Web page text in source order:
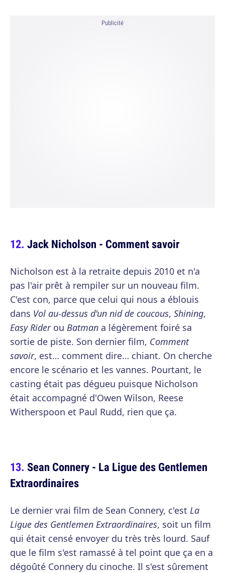
Publicité
Jack Nicholson - Comment savoir
Nicholson est à la retraite depuis 2010 et n'a
pas l'air prêt à rempiler sur un nouveau film.
C'est con, parce que celui qui nous a éblouis
dans Vol au-dessus d'un nid de coucous, Shining,
Easy Riderou Batman a légèrement foiré sa
sortie de piste. Son dernier film, Comment
savoir, est… comment dire… chiant. On cherche
encore le scénario et les vannes. Pourtant, le
casting était pas dégueu puisque Nicholson
était accompagné d'Owen Wilson, Reese
Witherspoon et Paul Rudd, rien que ça.
Sean Connery - La Ligue des Gentlemen
Extraordinaires
Le dernier vrai film de Sean Connery, c'est La
Ligue des Gentlemen Extraordinaires, soit un film
qui était censé envoyer du très très lourd. Sauf
que le film s'est ramassé à tel point que ça en a
dégoûté Connery du cinoche. Il s'est sûrement